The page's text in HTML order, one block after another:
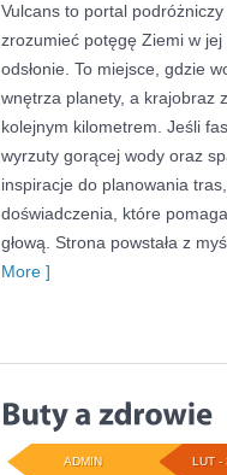
Vulcans to portal
zrozumieć potęgę Ziemi w
odsłonie. To miejsce, gdzie
wnętrza planety, a krajobraz
kolejnym kilometrem. Jeśli
wyrzuty gorącej wody oraz
inspiracje do planowania
doświadczenia, które
głową. Strona powstała z
More ]
LUT -
ADMIN